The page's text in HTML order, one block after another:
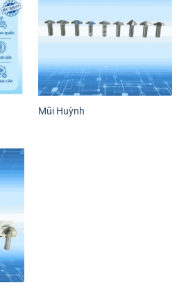
Mũi Huỳnh